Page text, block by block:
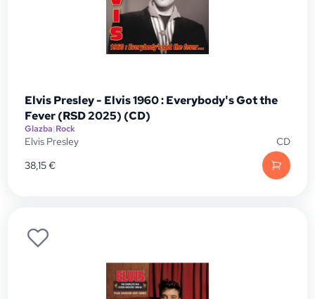
Elvis Presley - Elvis 1960 : Everybody's Got the
Fever (RSD 2025) (CD)
Glazba|Rock
Elvis Presley
CD
38,15€